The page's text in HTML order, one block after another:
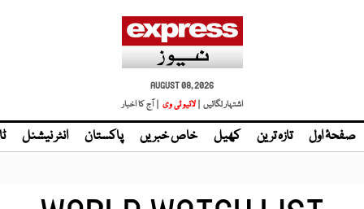
AUGUST 08, 2026
اشتہار لگائیں | لائیو ٹی وی | آج کا اخبار
صفحۂ اول تازہ ترین کھیل خاص خبریں پاکستان انٹر نیشنل